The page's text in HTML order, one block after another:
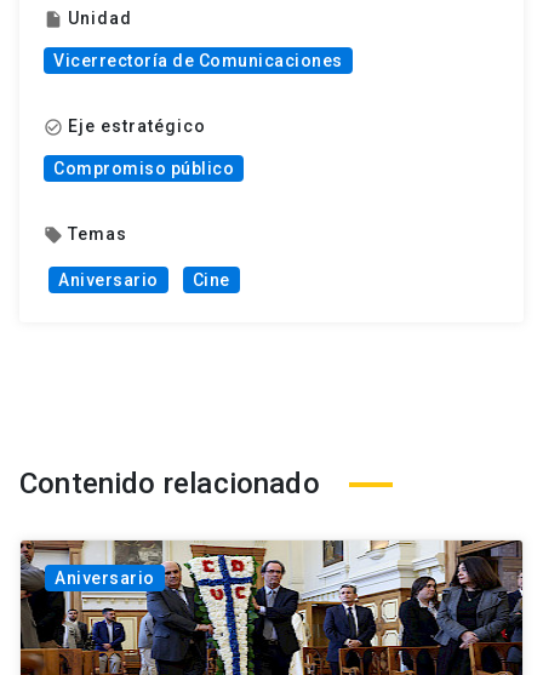
insert_drive_file Unidad
Vicerrectoría de Comunicaciones
check_circle_outline Eje estratégico
Compromiso público
local_offer Temas
Aniversario Cine
Contenido relacionado
Aniversario